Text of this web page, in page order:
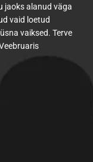
jaoks alanud väga
vaid loetud
vaiksed. Terve